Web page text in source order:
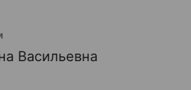
Васильевна